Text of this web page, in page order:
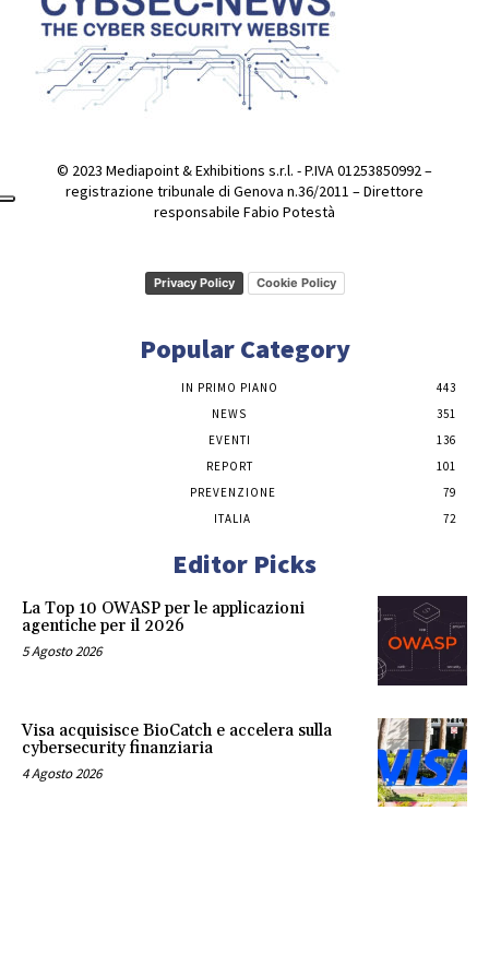
© 2023 Mediapoint & Exhibitions s.r.l. - P.IVA 01253850992 –
registrazione tribunale di Genova n.36/2011 – Direttore
responsabile Fabio Potestà
Privacy Policy Cookie Policy
Popular Category
IN PRIMO PIANO
443
NEWS
351
EVENTI
136
REPORT
101
PREVENZIONE
79
ITALIA
72
Editor Picks
La Top 10 OWASP per le applicazioni
agentiche per il 2026
5 Agosto 2026
Visa acquisisce BioCatch e accelera sulla
cybersecurity finanziaria
4 Agosto 2026